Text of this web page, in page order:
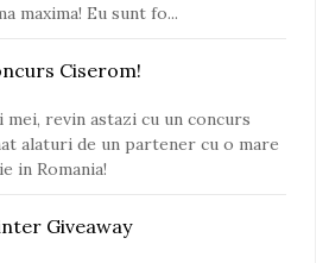
maxima! Eu sunt fo...
Ciserom!
mei, revin astazi cu un concurs
alaturi de un partener cu o mare
in Romania!
Giveaway